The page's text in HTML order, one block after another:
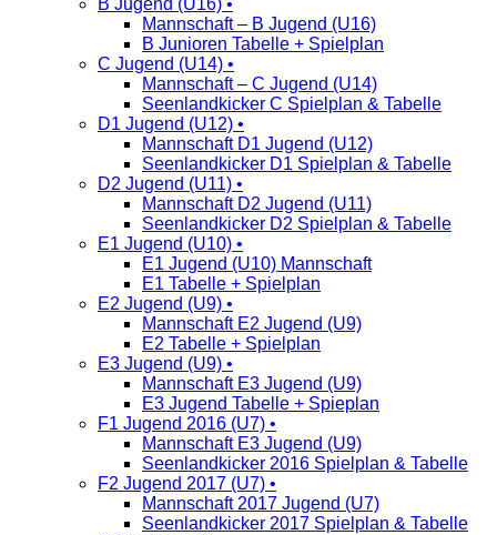
B Jugend (U16) •
Mannschaft – B Jugend (U16)
B Junioren Tabelle + Spielplan
C Jugend (U14) •
Mannschaft – C Jugend (U14)
Seenlandkicker C Spielplan & Tabelle
D1 Jugend (U12) •
Mannschaft D1 Jugend (U12)
Seenlandkicker D1 Spielplan & Tabelle
D2 Jugend (U11) •
Mannschaft D2 Jugend (U11)
Seenlandkicker D2 Spielplan & Tabelle
E1 Jugend (U10) •
E1 Jugend (U10) Mannschaft
E1 Tabelle + Spielplan
E2 Jugend (U9) •
Mannschaft E2 Jugend (U9)
E2 Tabelle + Spielplan
E3 Jugend (U9) •
Mannschaft E3 Jugend (U9)
E3 Jugend Tabelle + Spieplan
F1 Jugend 2016 (U7) •
Mannschaft E3 Jugend (U9)
Seenlandkicker 2016 Spielplan & Tabelle
F2 Jugend 2017 (U7) •
Mannschaft 2017 Jugend (U7)
Seenlandkicker 2017 Spielplan & Tabelle